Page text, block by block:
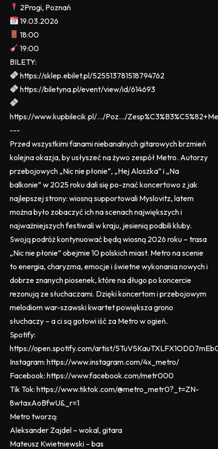
2Progi, Poznań
19.03.2026
18:00
19:00
BILETY:
https://sklep.ebilet.pl/525513781518794762
https://biletyna.pl/event/view/id/614693
https://www.kupbilecik.pl/.../Poz.../
---
Przed wszystkimi fanami niebanalnych gitarowych brzmień
kolejna okazja, by usłyszeć na żywo zespół Metro. Autorzy
przebojowych „Nic nie płonie”, „Hej Aloszka” i „Na
balkonie” w 2025 roku dali się po-znać koncertowo z jak
najlepszej strony: wiosną supportowali Myslovitz, latem
można było zobaczyć ich na scenach największych i
najważniejszych festiwali w kraju, jesienią podbili kluby.
Swoją podróż kontynuować będą wiosną 2026 roku – trasa
„Nic nie płonie” obejmie 10 polskich miast. Metro na scenie
to energia, charyzma, emocje i świetne wykonania nowych i
dobrze znanych piosenek, które na długo po koncercie
rezonują ze słuchaczami. Dzięki koncertom i przebojowym
melodiom war-szawski kwartet powiększa grono
słuchaczy – a ci są gotowi iść za Metro w ogień.
Spotify:
https://open.spotify.com/artist/
Instagram: https://www.instagram.com/4x_metro/
Facebook: https://www.facebook.com/metr000
Tik Tok: https://www.tiktok.com/@metro_metr0?_t=ZN-
8wtaxAoBfwU&_r=1
Metro tworzą:
Aleksander Zajdel – wokal, gitara
Mateusz Kwietniewski – bas